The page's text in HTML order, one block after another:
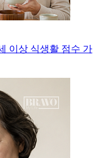
이상 식생활 점수 가